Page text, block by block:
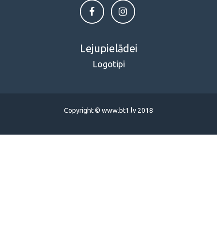
Lejupielādei
Logotipi
Copyright © www.bt1.lv 2018